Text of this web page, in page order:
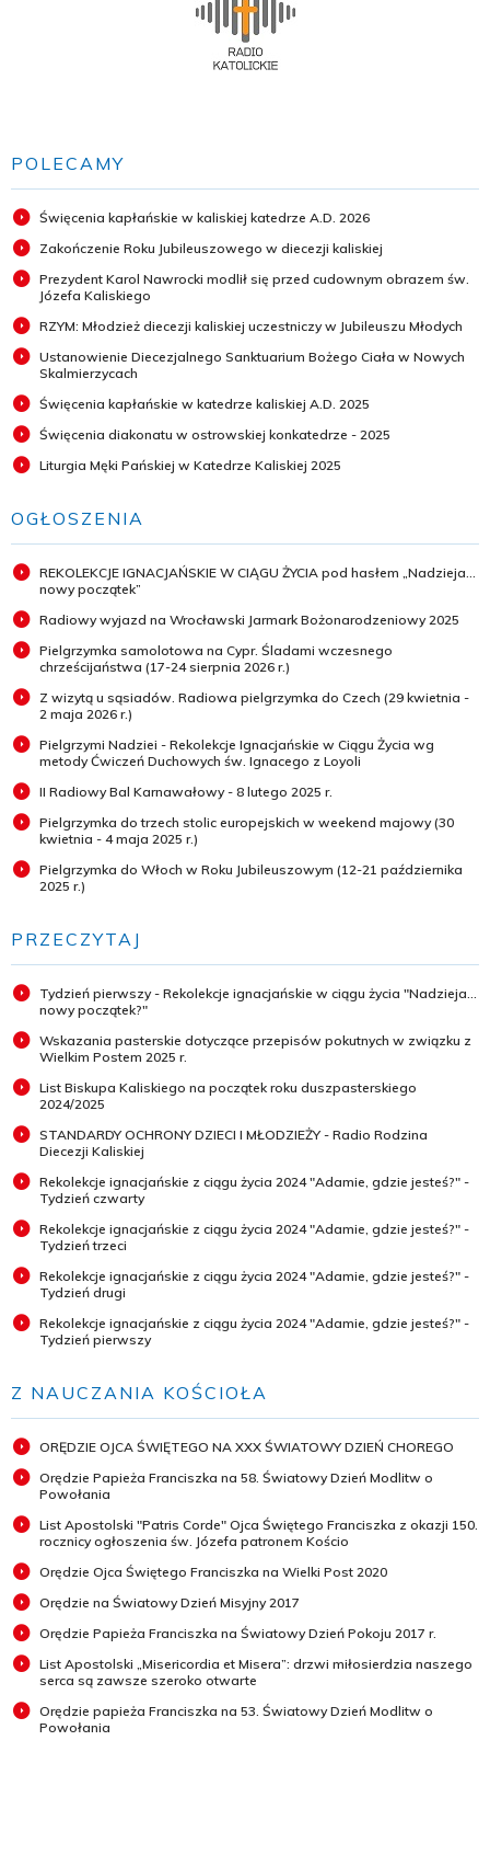
POLECAMY
Święcenia kapłańskie w kaliskiej katedrze A.D. 2026
Zakończenie Roku Jubileuszowego w diecezji kaliskiej
Prezydent Karol Nawrocki modlił się przed cudownym obrazem św.
Józefa Kaliskiego
RZYM: Młodzież diecezji kaliskiej uczestniczy w Jubileuszu Młodych
Ustanowienie Diecezjalnego Sanktuarium Bożego Ciała w Nowych
Skalmierzycach
Święcenia kapłańskie w katedrze kaliskiej A.D. 2025
Święcenia diakonatu w ostrowskiej konkatedrze - 2025
Liturgia Męki Pańskiej w Katedrze Kaliskiej 2025
OGŁOSZENIA
REKOLEKCJE IGNACJAŃSKIE W CIĄGU ŻYCIA pod hasłem „Nadzieja...
nowy początek”
Radiowy wyjazd na Wrocławski Jarmark Bożonarodzeniowy 2025
Pielgrzymka samolotowa na Cypr. Śladami wczesnego
chrześcijaństwa (17-24 sierpnia 2026 r.)
Z wizytą u sąsiadów. Radiowa pielgrzymka do Czech (29 kwietnia -
2 maja 2026 r.)
Pielgrzymi Nadziei - Rekolekcje Ignacjańskie w Ciągu Życia wg
metody Ćwiczeń Duchowych św. Ignacego z Loyoli
II Radiowy Bal Karnawałowy - 8 lutego 2025 r.
Pielgrzymka do trzech stolic europejskich w weekend majowy (30
kwietnia - 4 maja 2025 r.)
Pielgrzymka do Włoch w Roku Jubileuszowym (12-21 października
2025 r.)
PRZECZYTAJ
Tydzień pierwszy - Rekolekcje ignacjańskie w ciągu życia "Nadzieja...
nowy początek?"
Wskazania pasterskie dotyczące przepisów pokutnych w związku z
Wielkim Postem 2025 r.
List Biskupa Kaliskiego na początek roku duszpasterskiego
2024/2025
STANDARDY OCHRONY DZIECI I MŁODZIEŻY - Radio Rodzina
Diecezji Kaliskiej
Rekolekcje ignacjańskie z ciągu życia 2024 "Adamie, gdzie jesteś?" -
Tydzień czwarty
Rekolekcje ignacjańskie z ciągu życia 2024 "Adamie, gdzie jesteś?" -
Tydzień trzeci
Rekolekcje ignacjańskie z ciągu życia 2024 "Adamie, gdzie jesteś?" -
Tydzień drugi
Rekolekcje ignacjańskie z ciągu życia 2024 "Adamie, gdzie jesteś?" -
Tydzień pierwszy
Z NAUCZANIA KOŚCIOŁA
ORĘDZIE OJCA ŚWIĘTEGO NA XXX ŚWIATOWY DZIEŃ CHOREGO
Orędzie Papieża Franciszka na 58. Światowy Dzień Modlitw o
Powołania
List Apostolski "Patris Corde" Ojca Świętego Franciszka z okazji 150.
rocznicy ogłoszenia św. Józefa patronem Kościo
Orędzie Ojca Świętego Franciszka na Wielki Post 2020
Orędzie na Światowy Dzień Misyjny 2017
Orędzie Papieża Franciszka na Światowy Dzień Pokoju 2017 r.
List Apostolski „Misericordia et Misera”: drzwi miłosierdzia naszego
serca są zawsze szeroko otwarte
Orędzie papieża Franciszka na 53. Światowy Dzień Modlitw o
Powołania